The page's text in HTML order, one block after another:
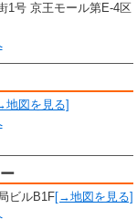
1号 京王モール第E-4区
地図を見る]
ビルB1F[→地図を見る]